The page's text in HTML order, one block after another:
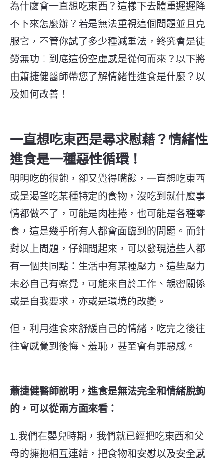
為什麼會一直想吃東西？這樣下去體重遲遲降
不下來怎麼辦？若是無法重視這個問題並且克
服它，不管你試了多少種減重法，終究會是徒
勞無功！到底這份空虛感是從何而來？以下將
由蕭捷健醫師帶您了解情緒性進食是什麼？以
及如何改善！
一直想吃東西是尋求慰藉？情緒性
進食是一種惡性循環！
明明吃的很飽，卻又覺得嘴饞， 一直想吃東西
或是渴望吃某種特定的食物，沒吃到就什麼事
情都做不了，可能是肉桂捲，也可能是各種零
食，這是幾乎所有人都會面臨到的問題。 而針
對以上問題， 仔細問起來， 可以發現這些人都
有一個共同點：生活中有某種壓力。這些壓力
未必自己有察覺，可能來自於工作、親密關係
或是自我要求，亦或是環境的改變。
但， 利用進食來舒緩自己的情緒，吃完之後往
往會感覺到後悔、羞恥，甚至會有罪惡感。
蕭捷健醫師說明，進食是無法完全和情緒脫鉤
的，可以從兩方面來看：
1.我們在嬰兒時期，我們就已經把吃東西和父
母的擁抱相互連結，把食物和安慰以及安全感